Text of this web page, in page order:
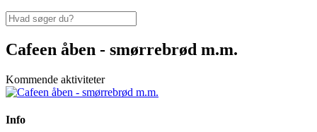
Cafeen åben - smørrebrød m.m.
Kommende aktiviteter
Info